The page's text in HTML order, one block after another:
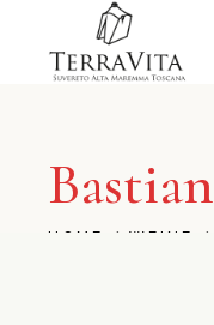
Bastian
HOME WEINE